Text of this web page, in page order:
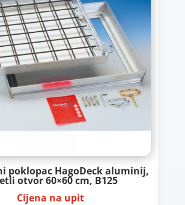
poklopac HagoDeck aluminij,
otvor 60×60 cm, B125
Cijena na upit